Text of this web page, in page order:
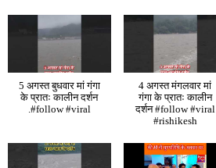
5 अगस्त बुधवार मां गंगा
के प्रातः कालीन दर्शन
.#follow #viral
4 अगस्त मंगलवार मां
गंगा के प्रातः कालीन
दर्शन #follow #viral
#rishikesh